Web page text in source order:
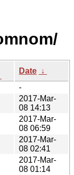
Date ↓
-
2017-Mar-
08 14:13
2017-Mar-
08 06:59
2017-Mar-
08 02:41
2017-Mar-
08 01:14